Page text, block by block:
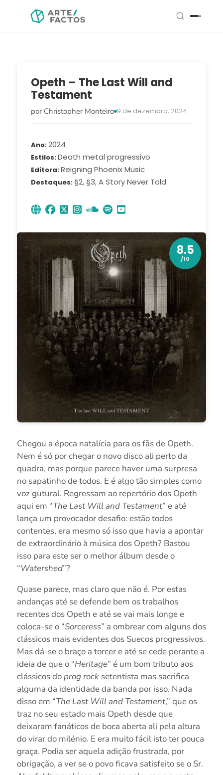
Opeth – The Last Will and
Testament
por Christopher Monteiro 9 de dezembro, 2024
Ano 2024
Estilos Death metal progressivo
Editora Reigning Phoenix Music
Destaques §2, §3, A Story Never Told
8.5
/10
Chegou a época natalícia para os fãs de Opeth.
Nem é só por chegar o novo disco ali perto da
quadra, mas porque parece haver uma surpresa
no sapatinho de todos. E é algo tão simples como
voz gutural. Regressam ao repertório dos Opeth
aqui em “The Last Will and Testament” e até
lança um provocador desafio: estão todos
contentes, era mesmo só isso que havia a apontar
de extraordinário à música dos Opeth? Bastou
isso para este ser o melhor álbum desde o
“Watershed”?
Quase parece, mas claro que não é. Por estas
andanças até se defende bem os trabalhos
recentes dos Opeth e até se vai mais longe e
coloca-se o “Sorceress” a ombrear com alguns dos
clássicos mais evidentes dos Suecos progressivos.
Mas dá-se o braço a torcer e até se cede perante a
ideia de que o “Heritage” é um bom tributo aos
clássicos doprog rock setentista mas sacrifica
alguma da identidade da banda por isso. Nada
disso em “The Last Will and Testament,” que os
traz no seu estado mais Opeth desde que
deixaram fanáticos de boca aberta ali pela altura
do virar do milénio. E era muito fácil isto ter pouca
graça. Podia ser aquela adição frustrada, por
obrigação, a ver se o povo ficava satisfeito se o Sr.